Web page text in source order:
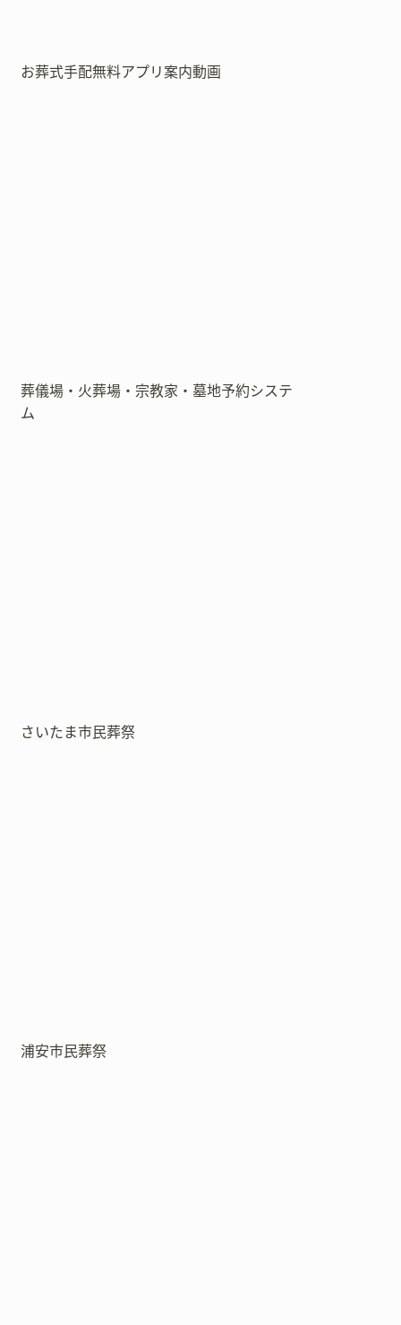
お葬式手配無料アプリ案内動画
葬儀場・火葬場・宗教家・墓地予約システ
ム
さいたま市民葬祭
浦安市民葬祭